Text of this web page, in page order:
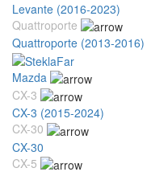
Levante (2016-2023)
Quattroporte
Quattroporte (2013-2016)
Mazda
CX-3
CX-3 (2015-2024)
CX-30
CX-30
CX-5